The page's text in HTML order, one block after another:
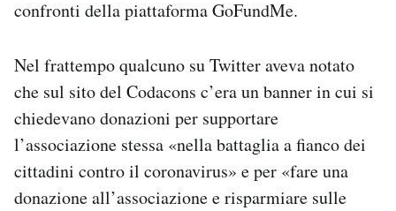
confronti della piattaforma GoFundMe.
Nel frattempo qualcuno su Twitter aveva notato
che sul sito del Codacons c’era un banner in cui si
chiedevano donazioni per supportare
l’associazione stessa «nella battaglia a fianco dei
cittadini contro il coronavirus» e per «fare una
donazione all’associazione e risparmiare sulle